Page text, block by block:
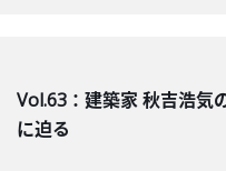
Vol.63：建築家 秋吉浩気
に迫る